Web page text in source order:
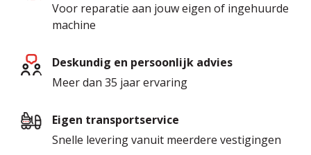
Voor reparatie aan jouw eigen of ingehuurde
machine
Deskundig en persoonlijk advies
Meer dan 35 jaar ervaring
Eigen transportservice
Snelle levering vanuit meerdere vestigingen